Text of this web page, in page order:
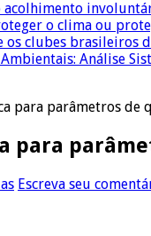
acolhimento
o clima ou
os clubes brasileiros
Análise
para parâmetros de
para
Escreva seu